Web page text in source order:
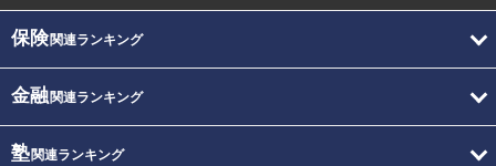
保険関連ランキング
金融関連ランキング
塾関連ランキング